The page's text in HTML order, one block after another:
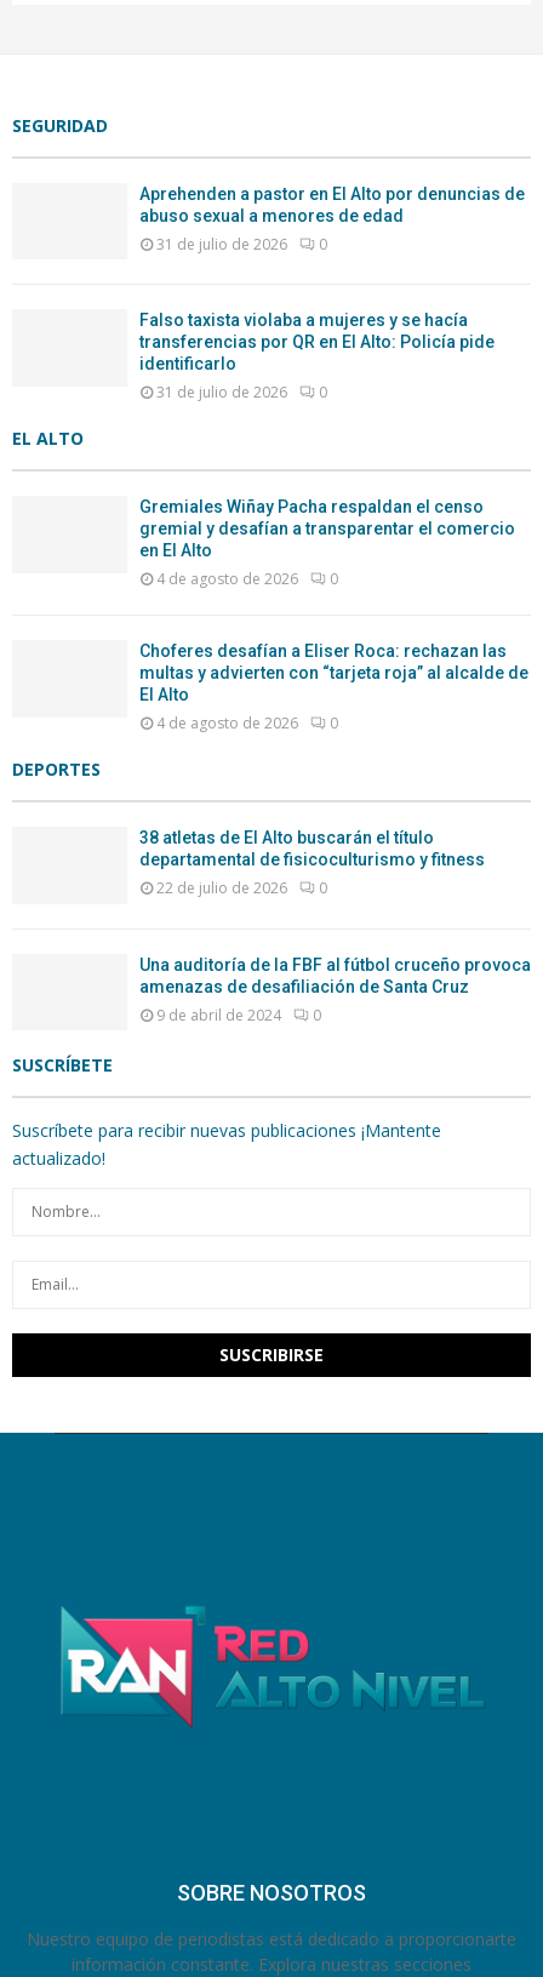
SEGURIDAD
Aprehenden a pastor en El Alto por denuncias de
abuso sexual a menores de edad
31 de julio de 2026 0
Falso taxista violaba a mujeres y se hacía
transferencias por QR en El Alto: Policía pide
identificarlo
31 de julio de 2026 0
EL ALTO
Gremiales Wiñay Pacha respaldan el censo
gremial y desafían a transparentar el comercio
en El Alto
4 de agosto de 2026 0
Choferes desafían a Eliser Roca: rechazan las
multas y advierten con “tarjeta roja” al alcalde de
El Alto
4 de agosto de 2026 0
DEPORTES
38 atletas de El Alto buscarán el título
departamental de fisicoculturismo y fitness
22 de julio de 2026 0
Una auditoría de la FBF al fútbol cruceño provoca
amenazas de desafiliación de Santa Cruz
9 de abril de 2024 0
SUSCRÍBETE
Suscríbete para recibir nuevas publicaciones ¡Mantente
actualizado!
SOBRE NOSOTROS
Nuestro equipo de periodistas está dedicado a proporcionarte
información constante. Explora nuestras secciones